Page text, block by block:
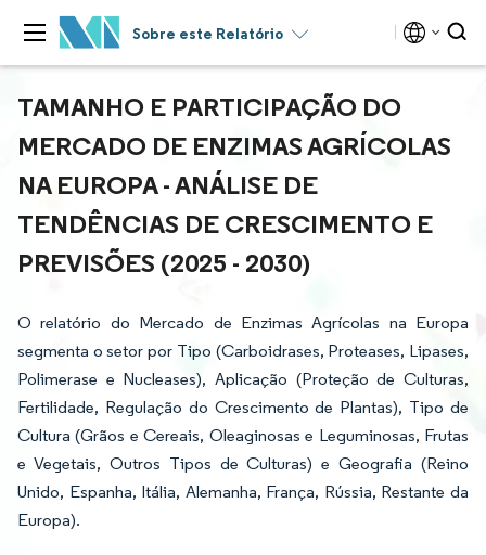
Sobre este Relatório
TAMANHO E PARTICIPAÇÃO DO
MERCADO DE ENZIMAS AGRÍCOLAS
NA EUROPA - ANÁLISE DE
TENDÊNCIAS DE CRESCIMENTO E
PREVISÕES (2025 - 2030)
O relatório do Mercado de Enzimas Agrícolas na Europa
segmenta o setor por Tipo (Carboidrases, Proteases, Lipases,
Polimerase e Nucleases), Aplicação (Proteção de Culturas,
Fertilidade, Regulação do Crescimento de Plantas), Tipo de
Cultura (Grãos e Cereais, Oleaginosas e Leguminosas, Frutas
e Vegetais, Outros Tipos de Culturas) e Geografia (Reino
Unido, Espanha, Itália, Alemanha, França, Rússia, Restante da
Europa).